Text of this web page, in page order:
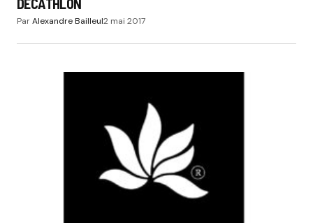
DECATHLON
ParAlexandre Bailleul2 mai 2017